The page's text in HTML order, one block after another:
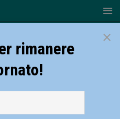
×
rimanere